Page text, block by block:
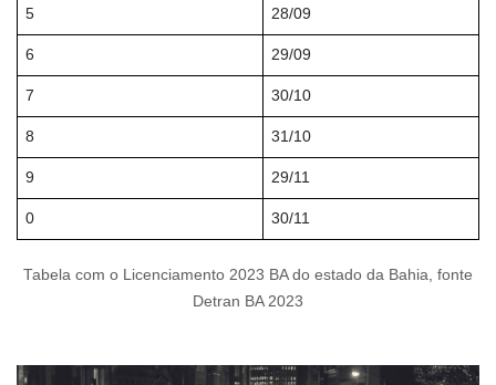
5 28/09
6 29/09
7 30/10
8 31/10
9 29/11
0 30/11
Tabela com o Licenciamento 2023 BA do estado da Bahia, fonte
Detran BA 2023